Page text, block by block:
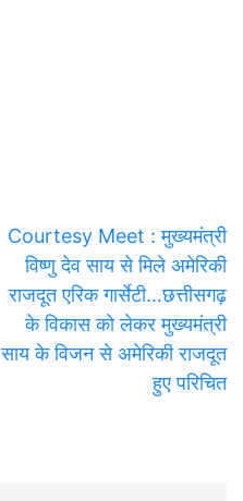
Courtesy Meet : मुख्यमंत्री
विष्णु देव साय से मिले अमेरिकी
राजदूत एरिक गार्सेटी…छत्तीसगढ़
के विकास को लेकर मुख्यमंत्री
साय के विजन से अमेरिकी राजदूत
हुए परिचित